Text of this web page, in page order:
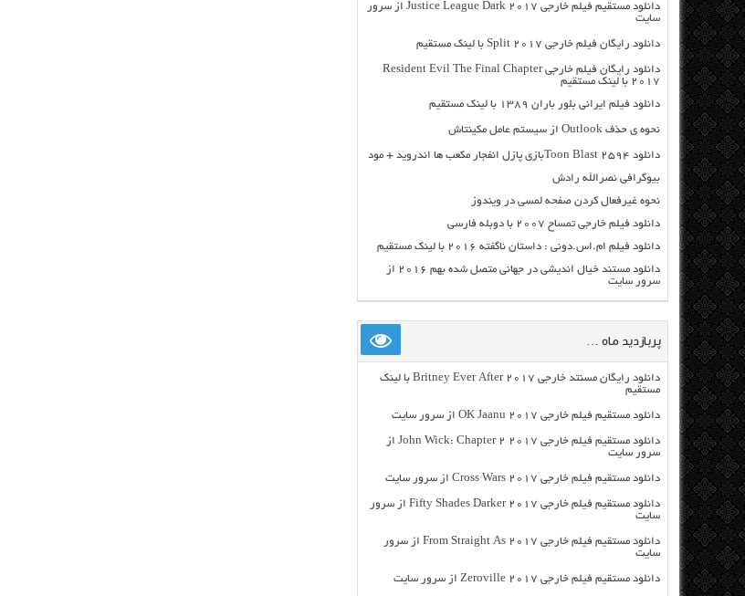
دانلود مستقیم فیلم خارجی Justice League Dark 2017 از سرور
سایت
دانلود رایگان فیلم خارجی Split 2017 با لینک مستقیم
دانلود رایگان فیلم خارجی Resident Evil The Final Chapter
2017 با لینک مستقیم
دانلود فیلم ایرانی بلور باران ۱۳۸۹ با لینک مستقیم
نحوه ی حذف Outlook از سیستم عامل مکینتاش
دانلود Toon Blast 2594بازی پازل انفجار مکعب ها اندروید + مود
بیوگرافی نصرالله رادش
نحوه غیرفعال کردن صفحه لمسی در ویندوز
دانلود فیلم خارجی تمساح ۲۰۰۷ با دوبله فارسی
دانلود فیلم ام.اس.دونی : داستان ناگفته ۲۰۱۶ با لینک مستقیم
دانلود مستند خیال اندیشی در جهانی متصل شده بهم ۲۰۱۶ از
سرور سایت
پربازدید ماه …
دانلود رایگان مسنتد خارجی Britney Ever After 2017 با لینک
مستقیم
دانلود مستقیم فیلم خارجی OK Jaanu 2017 از سرور سایت
دانلود مستقیم فیلم خارجی John Wick: Chapter 2 2017 از
سرور سایت
دانلود مستقیم فیلم خارجی Cross Wars 2017 از سرور سایت
دانلود مستقیم فیلم خارجی Fifty Shades Darker 2017 از سرور
سایت
دانلود مستقیم فیلم خارجی From Straight As 2017 از سرور
سایت
دانلود مستقیم فیلم خارجی Zeroville 2017 از سرور سایت